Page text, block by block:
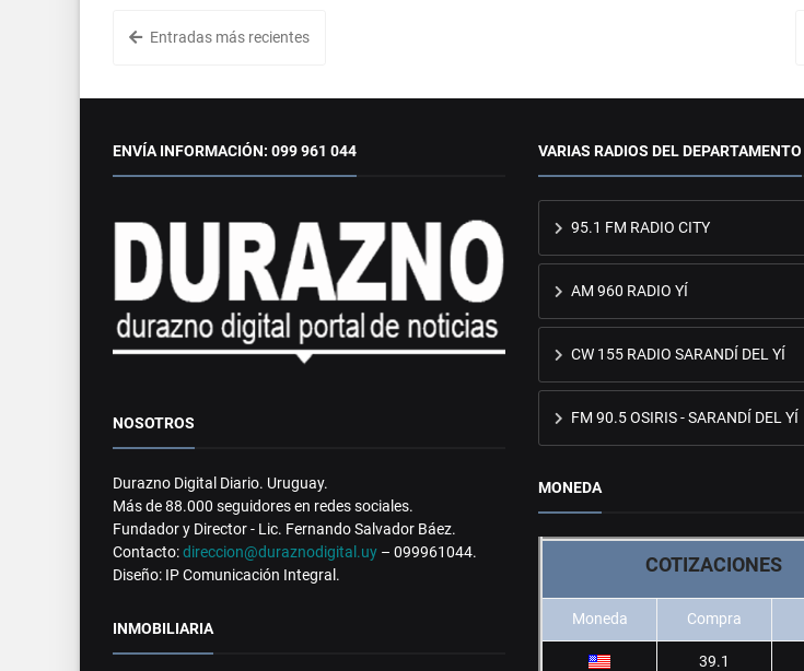
Entradas más recientes
ENVÍA INFORMACIÓN: 099 961 044
NOSOTROS
Durazno Digital Diario. Uruguay.
Más de 88.000 seguidores en redes sociales.
Fundador y Director - Lic. Fernando Salvador Báez.
Contacto:direccion@duraznodigital.uy – 099961044.
Diseño: IP Comunicación Integral.
INMOBILIARIA
VARIAS RADIOS DEL DEPARTAMENTO
95.1 FM RADIO CITY
AM 960 RADIO YÍ
CW 155 RADIO SARANDÍ DEL YÍ
FM 90.5 OSIRIS - SARANDÍ DEL YÍ
MONEDA
COTIZACIONES
Moneda Compra
39.1